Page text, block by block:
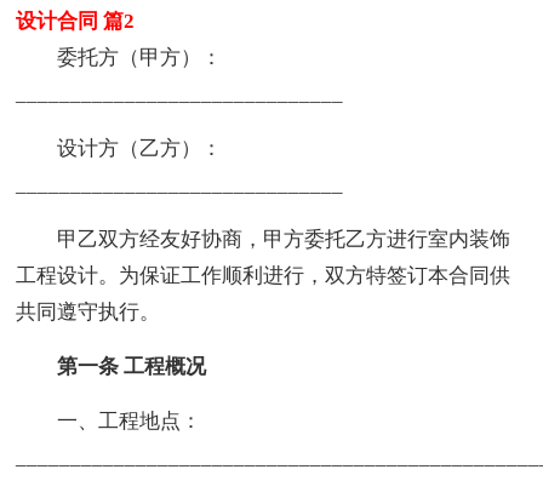
设计合同 篇2
委托方（甲方）：
设计方（乙方）：
甲乙双方经友好协商，甲方委托乙方进行室内装饰
工程设计。为保证工作顺利进行，双方特签订本合同供
共同遵守执行。
第一条 工程概况
一、工程地点：